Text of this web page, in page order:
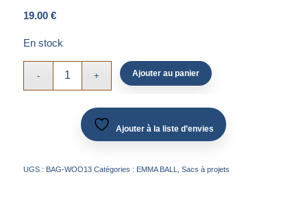
19.00 €
En stock
Ajouter au panier
Ajouter à la liste d’envies
UGS : BAG-WOO13 Catégories : EMMA BALL Sacs à projets